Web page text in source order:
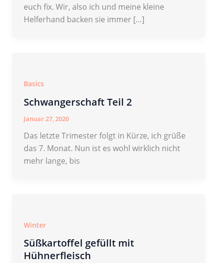
euch fix. Wir, also ich und meine kleine
Helferhand backen sie immer […]
Basics
Schwangerschaft Teil 2
Januar 27, 2020
Das letzte Trimester folgt in Kürze, ich grüße
das 7. Monat. Nun ist es wohl wirklich nicht
mehr lange, bis
Winter
Süßkartoffel gefüllt mit
Hühnerfleisch